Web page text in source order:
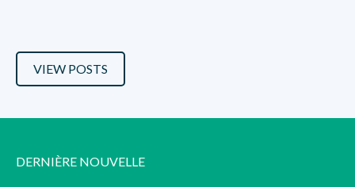
VIEW POSTS
DERNIÈRE NOUVELLE